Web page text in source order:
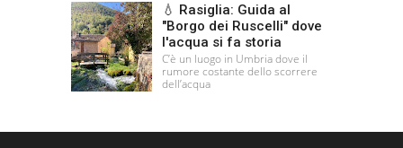
💧 Rasiglia: Guida al
"Borgo dei Ruscelli" dove
l'acqua si fa storia
C’è un luogo in Umbria dove il
rumore costante dello scorrere
dell’acqua